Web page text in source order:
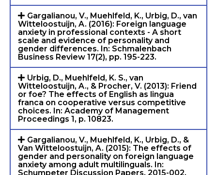
Gargalianou, V., Muehlfeld, K., Urbig, D., van
Witteloostuijn, A. (2016): Foreign language
anxiety in professional contexts - A short
scale and evidence of personality and
gender differences. In: Schmalenbach
Business Review 17(2), pp. 195-223.
Urbig, D., Muehlfeld, K. S., van
Witteloostuijn, A., & Procher, V. (2013): Friend
or foe? The effects of English as lingua
franca on cooperative versus competitive
choices. In: Academy of Management
Proceedings 1, p. 10823.
Gargalianou, V., Muehlfeld, K., Urbig, D., &
Van Witteloostuijn, A. (2015): The effects of
gender and personality on foreign language
anxiety among adult multilinguals. In:
Schumpeter Discussion Papers, 2015-002.